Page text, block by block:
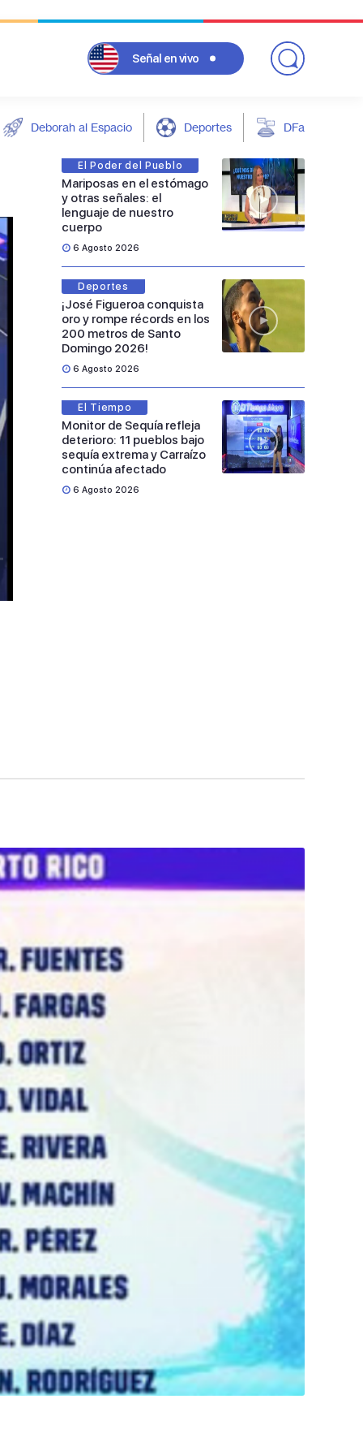
Señal en vivo
Deborah al Espacio Deportes DFarándula
El Poder del Pueblo
Mariposas en el estómago
y otras señales: el
lenguaje de nuestro
cuerpo
6 Agosto 2026
Deportes
¡José Figueroa conquista
oro y rompe récords en los
200 metros de Santo
Domingo 2026!
6 Agosto 2026
El Tiempo
Monitor de Sequía refleja
deterioro: 11 pueblos bajo
sequía extrema y Carraízo
continúa afectado
6 Agosto 2026